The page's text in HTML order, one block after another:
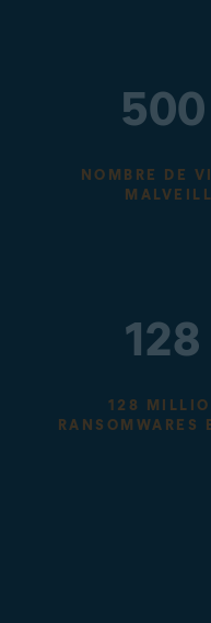
NOMBRE DE
128
RANSOMWARES